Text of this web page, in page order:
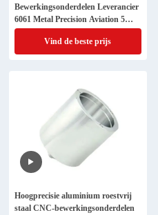
Bewerkingsonderdelen Leverancier
6061 Metal Precision Aviation 5
Axis
Vind de beste prijs
Hoogprecisie aluminium roestvrij
staal CNC-bewerkingsonderdelen